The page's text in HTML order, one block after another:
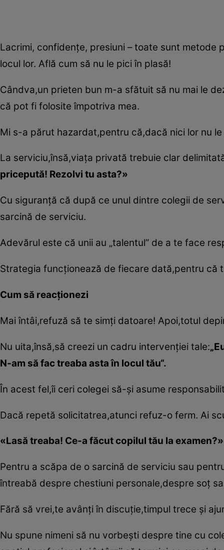
Lacrimi, confidenţe, presiuni – toate sunt
locul lor. Află cum să nu le pici în plasă!
Cândva,un prieten bun m-a sfătuit să nu mai le
că pot fi folosite împotriva mea.
Mi s-a părut hazardat,pentru că,dacă nici lor nu
La serviciu,însă,viaţa privată trebuie clar
pricepută! Rezolvi tu asta?»
Cu siguranţă că după ce unul dintre colegii de
sarcină de serviciu.
Adevărul este că unii au „talentul” de a te face
Strategia funcţionează de fiecare dată,pentru că
Cum să reacţionezi
Mai întâi,refuză să te simţi datoare! Apoi,totul
Nu uita,însă,să creezi un cadru intervenţiei tale:
N-am să fac treaba asta în locul tău“.
În acest fel,îi ceri colegei să-şi asume
Dacă repetă solicitatrea,atunci refuz-o ferm. Ai
«Lasă treaba! Ce-a făcut copilul tău la examen?»
Pentru a scăpa de o sarcină de serviciu sau
întreabă despre chestiuni personale,despre soţ
Fără să vrei,te avânţi în discuţie,timpul trece şi
Nu spune nimeni să nu vorbeşti despre tine cu